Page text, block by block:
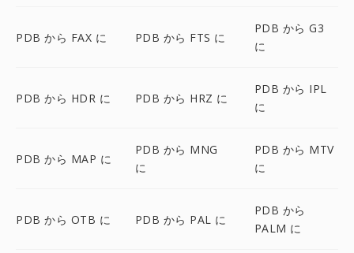
PDB から FAX に PDB から FTS に
PDB から G3
に
PDB から HDR に PDB から HRZ に
PDB から IPL
に
PDB から MAP に
PDB から MNG
に
PDB から MTV
に
PDB から OTB に PDB から PAL に
PDB から
PALM に